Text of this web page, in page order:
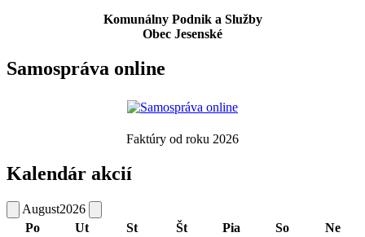
Komunálny Podnik a Služby
Obec Jesenské
Samospráva online
Faktúry od roku 2026
Kalendár akcií
August2026
Po
Ut St Št Pia So
Ne